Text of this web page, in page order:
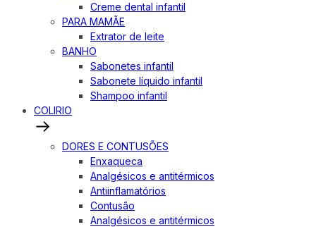
Creme dental infantil
PARA MAMÃE
Extrator de leite
BANHO
Sabonetes infantil
Sabonete líquido infantil
Shampoo infantil
COLIRIO
DORES E CONTUSÕES
Enxaqueca
Analgésicos e antitérmicos
Antiinflamatórios
Contusão
Analgésicos e antitérmicos